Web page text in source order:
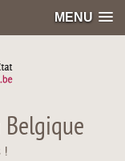
MENU
!